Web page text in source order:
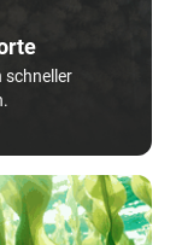
schneller